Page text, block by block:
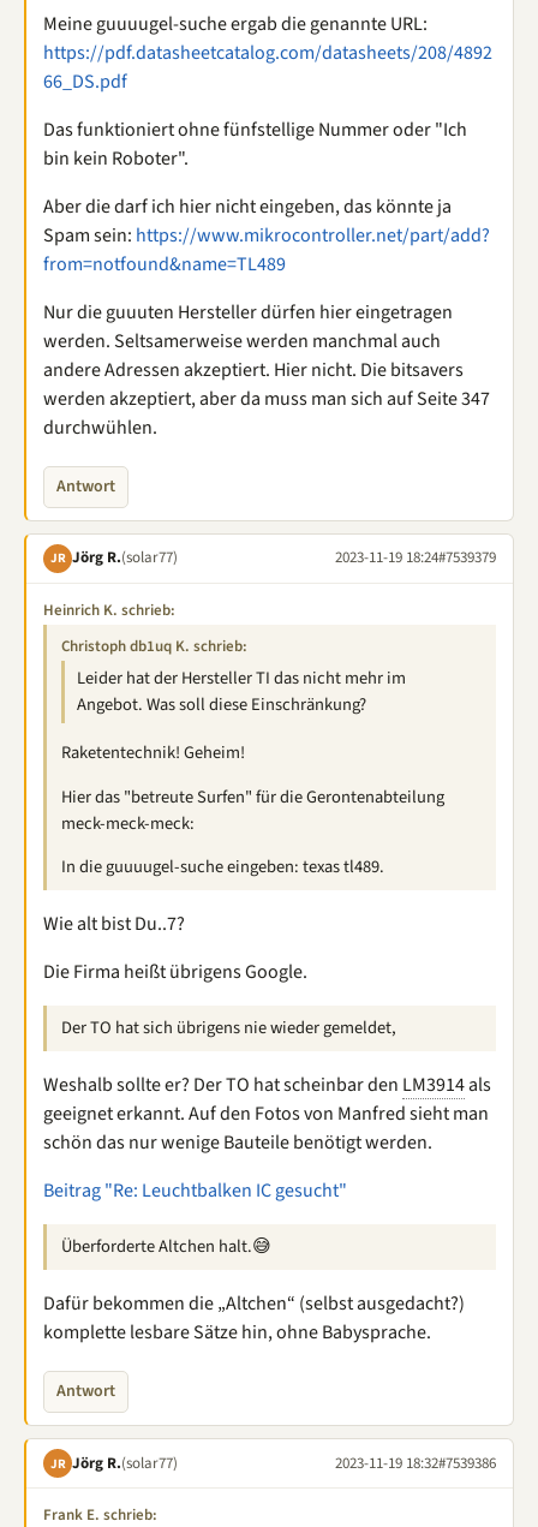
Meine guuuugel-suche ergab die genannte URL:
https://pdf.datasheetcatalog.com/datasheets/208/4892
66_DS.pdf
Das funktioniert ohne fünfstellige Nummer oder "Ich
bin kein Roboter".
Aber die darf ich hier nicht eingeben, das könnte ja
Spam sein: https://www.mikrocontroller.net/part/add?
from=notfound&name=TL489
Nur die guuuten Hersteller dürfen hier eingetragen
werden. Seltsamerweise werden manchmal auch
andere Adressen akzeptiert. Hier nicht. Die bitsavers
werden akzeptiert, aber da muss man sich auf Seite 347
durchwühlen.
Antwort
JR Jörg R.(solar77) 2023-11-19 18:24#7539379
Heinrich K. schrieb:
Christoph db1uq K. schrieb:
Leider hat der Hersteller TI das nicht mehr im
Angebot. Was soll diese Einschränkung?
Raketentechnik! Geheim!
Hier das "betreute Surfen" für die Gerontenabteilung
meck-meck-meck:
In die guuuugel-suche eingeben: texas tl489.
Wie alt bist Du..7?
Die Firma heißt übrigens Google.
Der TO hat sich übrigens nie wieder gemeldet,
Weshalb sollte er? Der TO hat scheinbar den LM3914als
geeignet erkannt. Auf den Fotos von Manfred sieht man
schön das nur wenige Bauteile benötigt werden.
Beitrag "Re: Leuchtbalken IC gesucht"
Überforderte Altchen halt.😅
Dafür bekommen die „Altchen“ (selbst ausgedacht?)
komplette lesbare Sätze hin, ohne Babysprache.
Antwort
JR Jörg R.(solar77) 2023-11-19 18:32#7539386
Frank E. schrieb: